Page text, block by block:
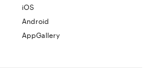
iOS
Android
AppGallery